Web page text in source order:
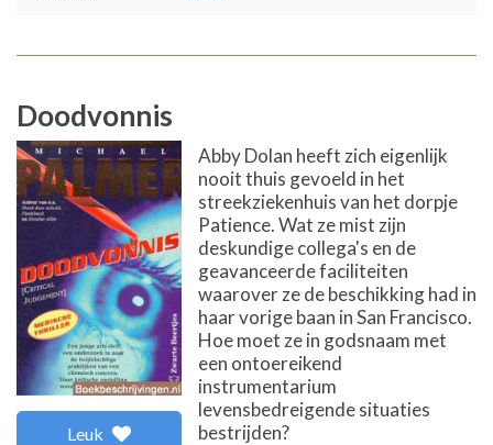
Doodvonnis
Leuk
Abby Dolan heeft zich eigenlijk
nooit thuis gevoeld in het
streekziekenhuis van het dorpje
Patience. Wat ze mist zijn
deskundige collega's en de
geavanceerde faciliteiten
waarover ze de beschikking had in
haar vorige baan in San Francisco.
Hoe moet ze in godsnaam met
een ontoereikend
instrumentarium
levensbedreigende situaties
bestrijden?